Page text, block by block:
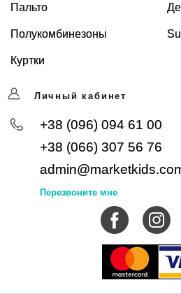
Пальто
Полукомбинезоны
Куртки
Личный кабинет
+38 (096) 094 61 00
+38 (066) 307 56 76
Перезвоните мне